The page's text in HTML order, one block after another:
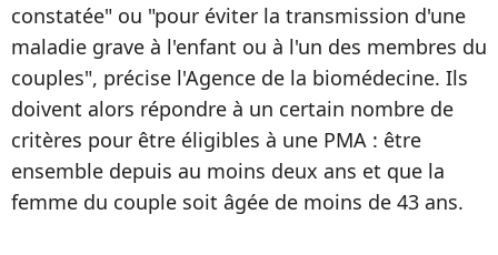
constatée" ou "pour éviter la transmission d'une
maladie grave à l'enfant ou à l'un des membres du
couples", précise l'Agence de la biomédecine. Ils
doivent alors répondre à un certain nombre de
critères pour être éligibles à une PMA : être
ensemble depuis au moins deux ans et que la
femme du couple soit âgée de moins de 43 ans.